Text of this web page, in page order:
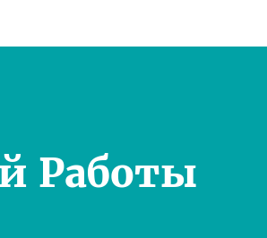
Работы